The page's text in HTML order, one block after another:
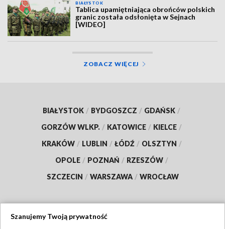
BIAŁYSTOK
Tablica upamiętniająca obrońców polskich
granic została odsłonięta w Sejnach
[WIDEO]
ZOBACZ WIĘCEJ
BIAŁYSTOK / BYDGOSZCZ / GDAŃSK /
GORZÓW WLKP. / KATOWICE / KIELCE /
KRAKÓW / LUBLIN / ŁÓDŹ / OLSZTYN /
OPOLE / POZNAŃ / RZESZÓW /
SZCZECIN / WARSZAWA / WROCŁAW
Szanujemy Twoją prywatność